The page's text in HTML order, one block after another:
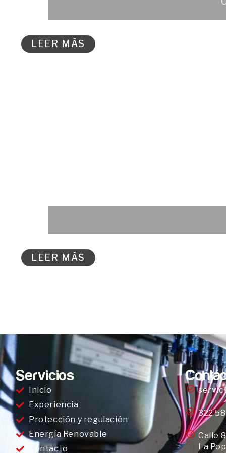
LEER MÁS
LEER MÁS
Servicios
Inicio
Experiencia
Protección y regulación
Energía Renovable
Contacto
322
Calle
La